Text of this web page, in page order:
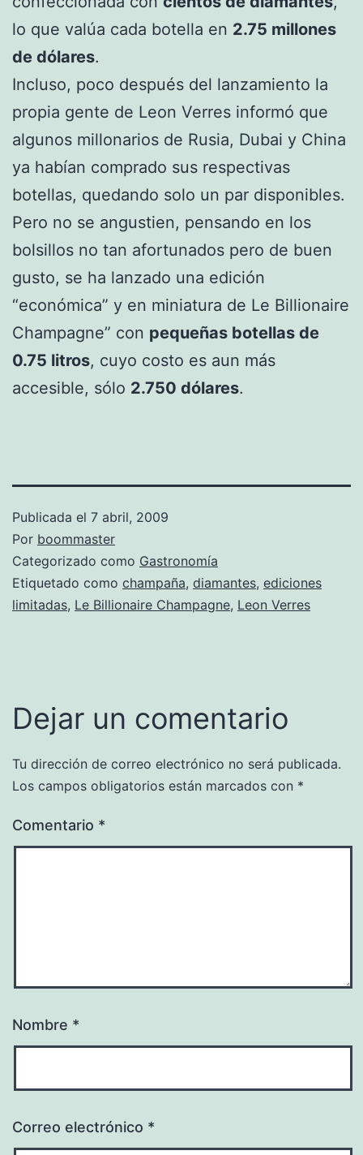
lo que valúa cada botella en 2.75 millones
de dólares.
Incluso, poco después del lanzamiento la
propia gente de Leon Verres informó que
algunos millonarios de Rusia, Dubai y China
ya habían comprado sus respectivas
botellas, quedando solo un par disponibles.
Pero no se angustien, pensando en los
bolsillos no tan afortunados pero de buen
gusto, se ha lanzado una edición
“económica” y en miniatura de Le Billionaire
Champagne” con pequeñas botellas de
0.75 litros, cuyo costo es aun más
accesible, sólo 2.750 dólares.
Publicada el 7 abril, 2009
Por boommaster
Categorizado como Gastronomía
Etiquetado como champaña, diamantes, ediciones
limitadas, Le Billionaire Champagne, Leon Verres
Dejar un comentario
Tu dirección de correo electrónico no será publicada.
Los campos obligatorios están marcados con *
Comentario *
Nombre *
Correo electrónico *